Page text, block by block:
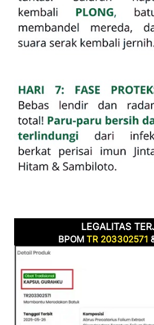
LEGALITAS
BPOM TR 203302571